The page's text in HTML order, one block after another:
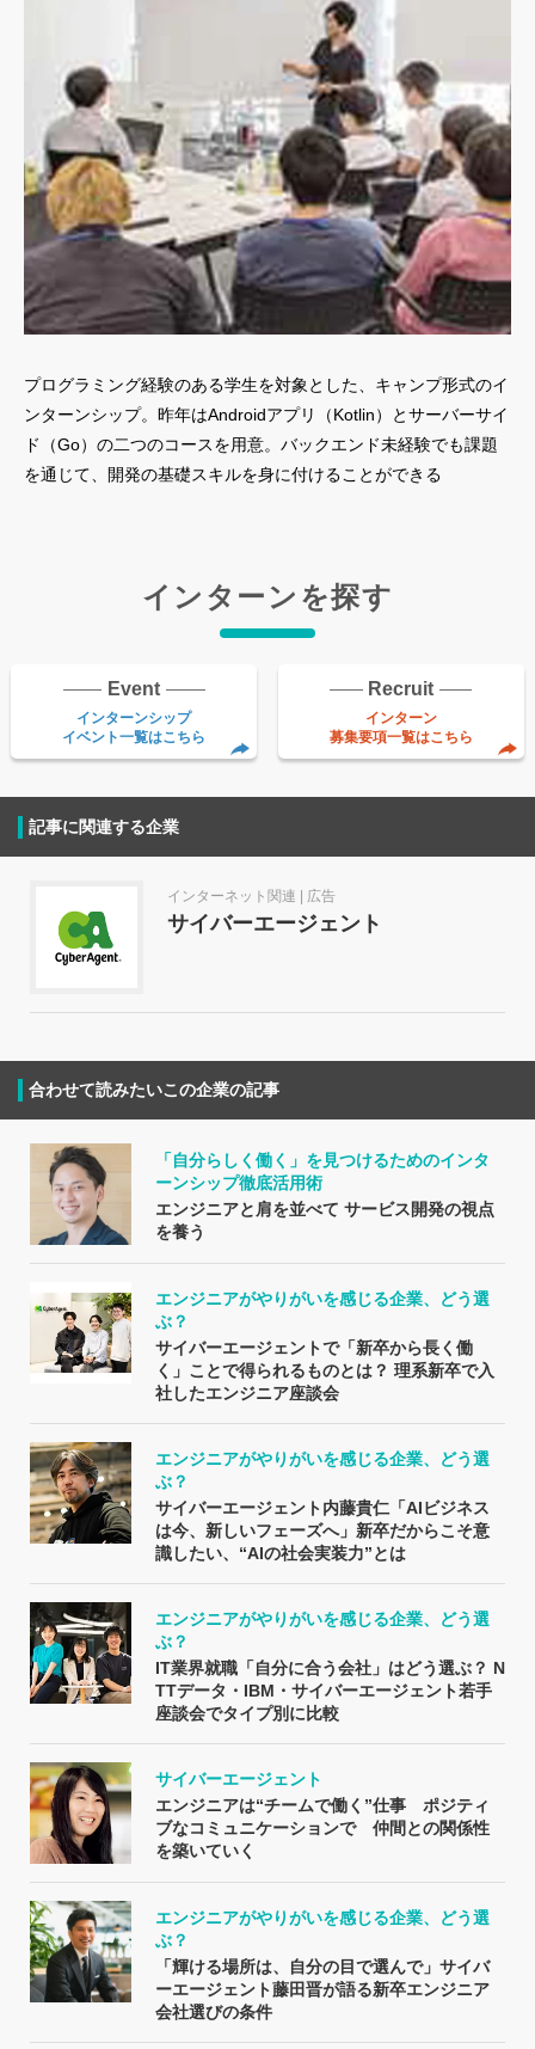
プログラミング経験のある学生を対象とした、キャンプ形式のイ
ンターンシップ。昨年はAndroidアプリ（Kotlin）とサーバーサイ
ド（Go）の二つのコースを用意。バックエンド未経験でも課題
を通じて、開発の基礎スキルを身に付けることができる
インターンを探す
Event
インターンシップ
イベント一覧はこちら
Recruit
インターン
募集要項一覧はこちら
記事に関連する企業
インターネット関連 | 広告
サイバーエージェント
合わせて読みたいこの企業の記事
「自分らしく働く」を見つけるためのインタ
ーンシップ徹底活用術
エンジニアと肩を並べて サービス開発の視点
を養う
エンジニアがやりがいを感じる企業、どう選
ぶ？
サイバーエージェントで「新卒から長く働
く」ことで得られるものとは？ 理系新卒で入
社したエンジニア座談会
エンジニアがやりがいを感じる企業、どう選
ぶ？
サイバーエージェント内藤貴仁「AIビジネス
は今、新しいフェーズへ」新卒だからこそ意
識したい、“AIの社会実装力”とは
エンジニアがやりがいを感じる企業、どう選
ぶ？
IT業界就職「自分に合う会社」はどう選ぶ？ N
TTデータ・IBM・サイバーエージェント若手
座談会でタイプ別に比較
サイバーエージェント
エンジニアは“チームで働く”仕事 ポジティ
ブなコミュニケーションで 仲間との関係性
を築いていく
エンジニアがやりがいを感じる企業、どう選
ぶ？
「輝ける場所は、自分の目で選んで」サイバ
ーエージェント藤田晋が語る新卒エンジニア
会社選びの条件